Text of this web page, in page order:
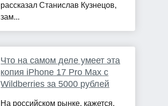
рассказал Станислав Кузнецов,
зам...
Что на самом деле умеет эта
копия iPhone 17 Pro Max с
Wildberries за 5000 рублей
На российском рынке, кажется,